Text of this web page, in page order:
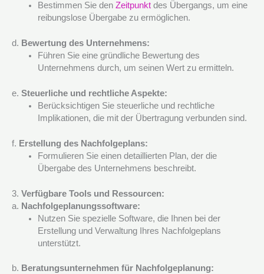
Bestimmen Sie den Zeitpunktdes Übergangs, um eine
reibungslose Übergabe zu ermöglichen.
d. Bewertung des Unternehmens:
Führen Sie eine gründliche Bewertung des
Unternehmens durch, um seinen Wert zu ermitteln.
e. Steuerliche und rechtliche Aspekte:
Berücksichtigen Sie steuerliche und rechtliche
Implikationen, die mit der Übertragung verbunden sind.
f. Erstellung des Nachfolgeplans:
Formulieren Sie einen detaillierten Plan, der die
Übergabe des Unternehmens beschreibt.
3. Verfügbare Tools und Ressourcen:
a. Nachfolgeplanungssoftware:
Nutzen Sie spezielle Software, die Ihnen bei der
Erstellung und Verwaltung Ihres Nachfolgeplans
unterstützt.
b. Beratungsunternehmen für Nachfolgeplanung: